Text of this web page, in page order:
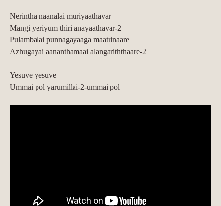
Nerintha naanalai muriyaathavar
Mangi yeriyum thiri anayaathavar-2
Pulambalai punnagayaaga maatrinaare
Azhugayai aananthamaai alangariththaare-2
Yesuve yesuve
Ummai pol yarumillai-2-ummai pol